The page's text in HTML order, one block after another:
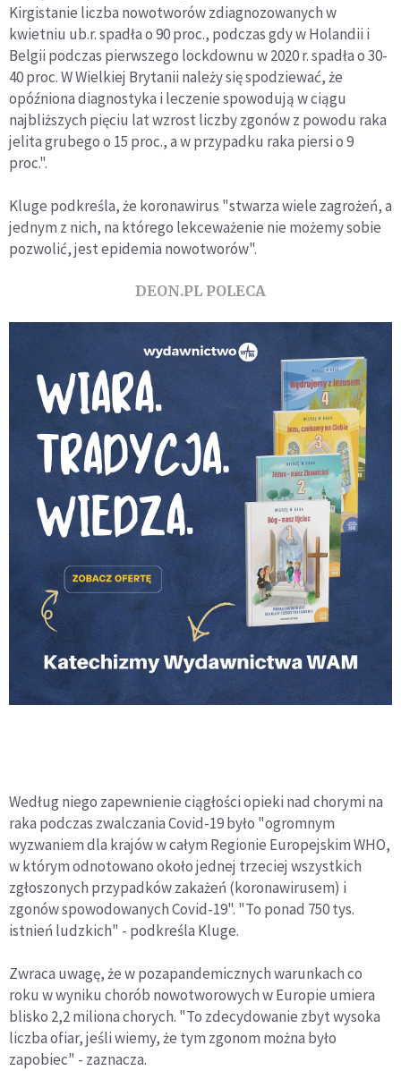
Kirgistanie liczba nowotworów zdiagnozowanych w
kwietniu ub.r. spadła o 90 proc., podczas gdy w Holandii i
Belgii podczas pierwszego lockdownu w 2020 r. spadła o 30-
40 proc. W Wielkiej Brytanii należy się spodziewać, że
opóźniona diagnostyka i leczenie spowodują w ciągu
najbliższych pięciu lat wzrost liczby zgonów z powodu raka
jelita grubego o 15 proc., a w przypadku raka piersi o 9
proc.".
Kluge podkreśla, że koronawirus "stwarza wiele zagrożeń, a
jednym z nich, na którego lekceważenie nie możemy sobie
pozwolić, jest epidemia nowotworów".
DEON.PL POLECA
Według niego zapewnienie ciągłości opieki nad chorymi na
raka podczas zwalczania Covid-19 było "ogromnym
wyzwaniem dla krajów w całym Regionie Europejskim WHO,
w którym odnotowano około jednej trzeciej wszystkich
zgłoszonych przypadków zakażeń (koronawirusem) i
zgonów spowodowanych Covid-19". "To ponad 750 tys.
istnień ludzkich" - podkreśla Kluge.
Zwraca uwagę, że w pozapandemicznych warunkach co
roku w wyniku chorób nowotworowych w Europie umiera
blisko 2,2 miliona chorych. "To zdecydowanie zbyt wysoka
liczba ofiar, jeśli wiemy, że tym zgonom można było
zapobiec" - zaznacza.